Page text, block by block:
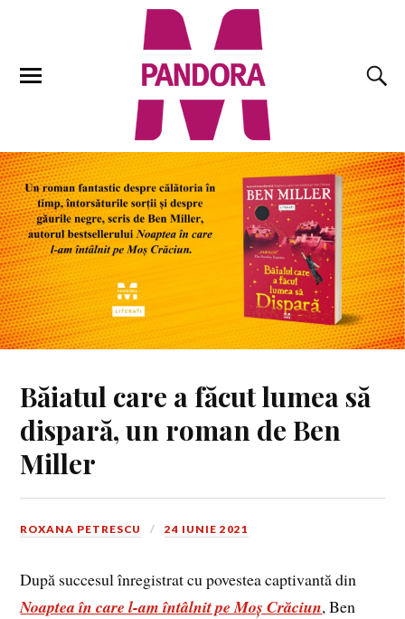
Băiatul care a făcut lumea să
dispară, un roman de Ben
Miller
ROXANA PETRESCU 24 IUNIE 2021
După succesul înregistrat cu povestea captivantă din
Noaptea în care l-am întâlnit pe Moș Crăciun, Ben